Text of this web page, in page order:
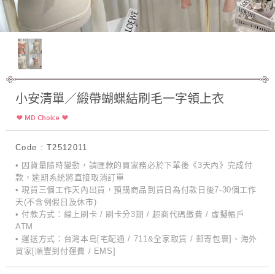
小安清單／緞帶蝴蝶結刷毛一字領上衣
Code : T2512011
• 因貨量隨時變動，請匯款的買家務必於下單後《3天內》完成付
款，逾期系統將直接取消訂單
• 現貨三個工作天內出貨，預購商品到貨日為付款日後7-30個工作
天(不含例假日及休市)
• 付款方式：線上刷卡 / 刷卡分3期 / 超商代碼繳費 / 虛擬帳戶
ATM
• 運送方式：台灣本島[宅配通 / 711&全家取貨 / 郵寄包裹]、海外
買家[順豐到付運費 / EMS]